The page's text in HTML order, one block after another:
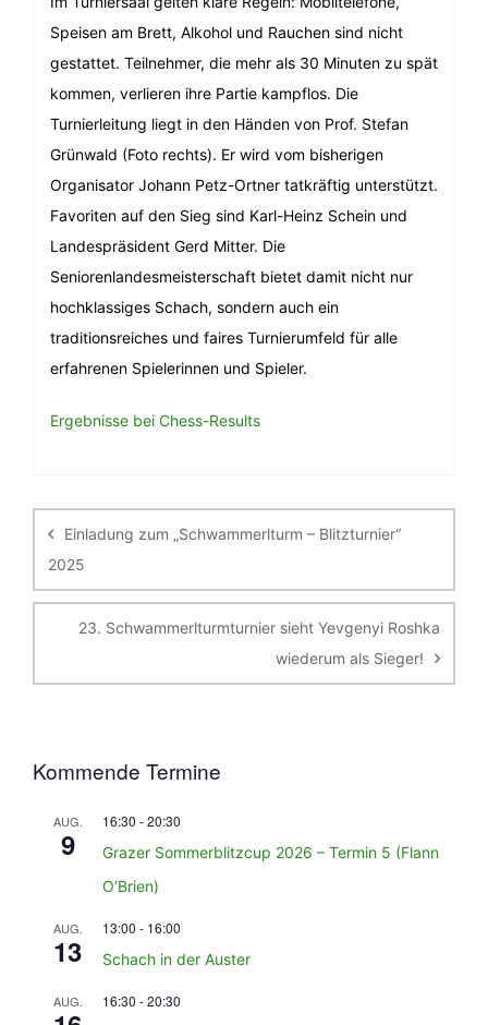
Speisen am Brett, Alkohol und Rauchen sind nicht
gestattet. Teilnehmer, die mehr als 30 Minuten zu spät
kommen, verlieren ihre Partie kampflos. Die
Turnierleitung liegt in den Händen von Prof. Stefan
Grünwald (Foto rechts). Er wird vom bisherigen
Organisator Johann Petz-Ortner tatkräftig unterstützt.
Favoriten auf den Sieg sind Karl-Heinz Schein und
Landespräsident Gerd Mitter. Die
Seniorenlandesmeisterschaft bietet damit nicht nur
hochklassiges Schach, sondern auch ein
traditionsreiches und faires Turnierumfeld für alle
erfahrenen Spielerinnen und Spieler.
Ergebnisse bei Chess-Results
Einladung zum „Schwammerlturm – Blitzturnier“
2025
23. Schwammerlturmturnier sieht Yevgenyi Roshka
wiederum als Sieger!
Kommende Termine
AUG.
9
16:30 -20:30
Grazer Sommerblitzcup 2026 – Termin 5 (Flann
O’Brien)
AUG.
13
13:00 - 16:00
Schach in der Auster
AUG. 16:30 -20:30